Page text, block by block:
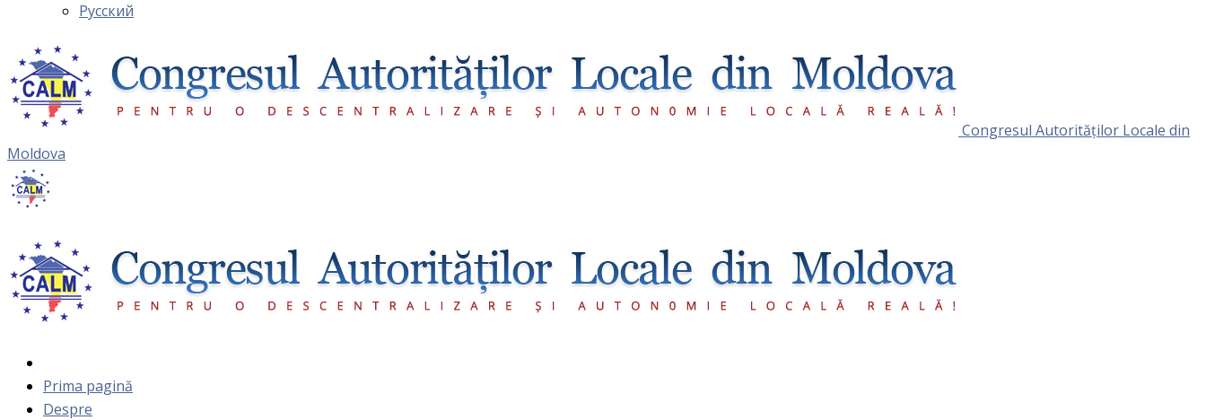
Русский
Congresul Autorităţilor Locale din
Moldova
Prima pagină
Despre